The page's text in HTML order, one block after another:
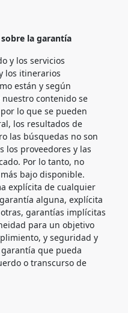
la garantía
y los servicios
los itinerarios
están y según
contenido se
lo que se pueden
los resultados de
las búsquedas no son
los proveedores y las
Por lo tanto, no
bajo disponible.
explícita de cualquier
alguna, explícita
garantías implícitas
para un objetivo
y seguridad y
que pueda
o transcurso de